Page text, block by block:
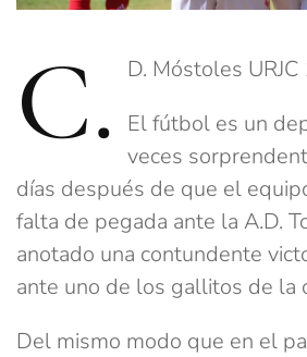
C.
D. Móstoles
El fútbol es un
veces
días después de que el
falta de pegada ante la A.D.
anotado una contundente
ante uno de los gallitos de la
Del mismo modo que en el